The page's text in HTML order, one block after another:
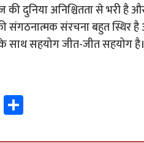
की दुनिया अनिश्चितता से भरी है
संगठनात्मक संरचना बहुत स्थिर
साथ सहयोग जीत-जीत सहयोग है।
S
h